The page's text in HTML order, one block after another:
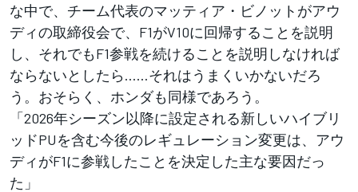
な中で、チーム代表のマッティア・ビノットがアウ
ディの取締役会で、F1がV10に回帰することを説明
し、それでもF1参戦を続けることを説明しなければ
ならないとしたら……それはうまくいかないだろ
う。おそらく、ホンダも同様であろう。
「2026年シーズン以降に設定される新しいハイブリ
ッドPUを含む今後のレギュレーション変更は、アウ
ディがF1に参戦したことを決定した主な要因だっ
た」